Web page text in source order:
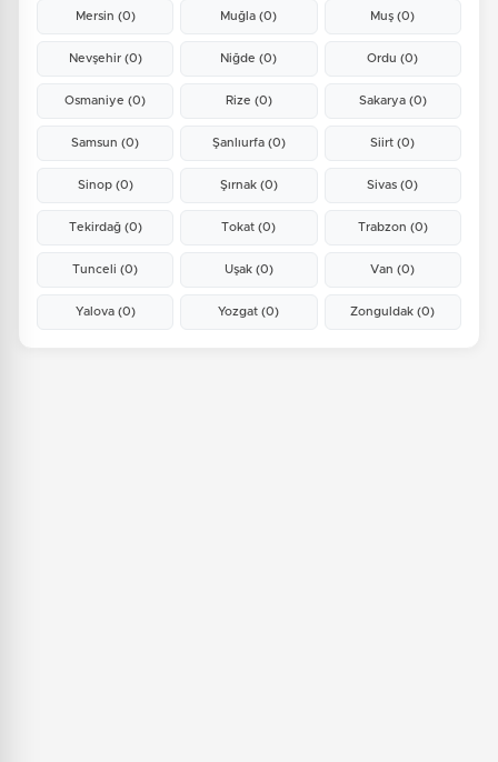
Mersin (0) Muğla(0) Muş(0)
Nevşehir (0) Niğde(0) Ordu(0)
Osmaniye(0) Rize (0) Sakarya (0)
Samsun(0) Şanlıurfa (0) Siirt(0)
Sinop (0) Şırnak (0) Sivas(0)
Tekirdağ (0) Tokat(0) Trabzon (0)
Tunceli(0) Uşak (0) Van(0)
Yalova (0) Yozgat(0) Zonguldak(0)